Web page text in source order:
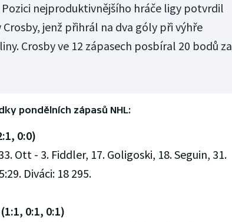
nejproduktivnějšího hráče ligy potvrdil
jenž přihrál na dva góly při výhře
Crosby ve 12 zápasech posbíral 20 bodů za
pondělních zápasů NHL:
0:0)
Ott - 3. Fiddler, 17. Goligoski, 18. Seguin, 31.
Diváci: 18 295.
0:1, 0:1)